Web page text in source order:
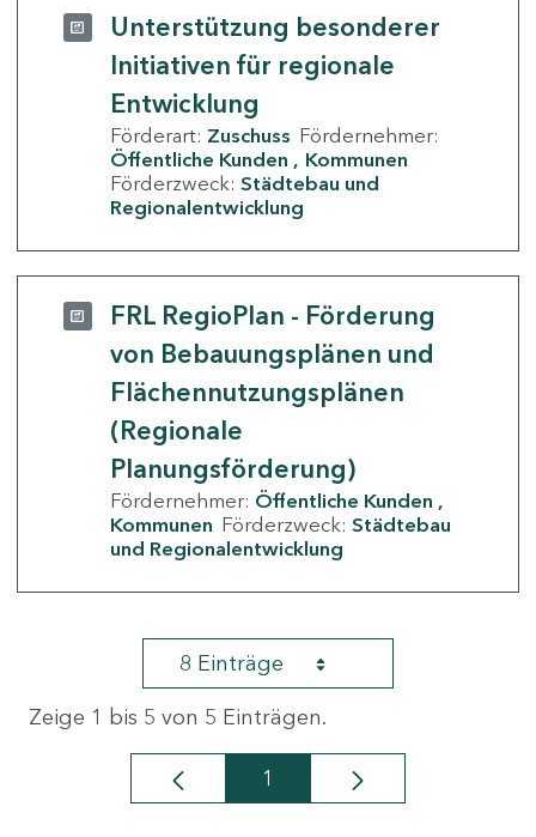
Unterstützung besonderer
Initiativen für regionale
Entwicklung
Förderart: Zuschuss Fördernehmer:
Öffentliche Kunden
Kommunen
Förderzweck: Städtebau und
Regionalentwicklung
FRL RegioPlan - Förderung
von Bebauungsplänen und
Flächennutzungsplänen
(Regionale
Planungsförderung)
Fördernehmer: Öffentliche Kunden
Kommunen Förderzweck: Städtebau
und Regionalentwicklung
8 Einträge
Zeige 1 bis 5 von 5 Einträgen.
Seite
1